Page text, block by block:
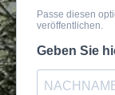
Passe diesen
veröffentlichen.
Geben Sie